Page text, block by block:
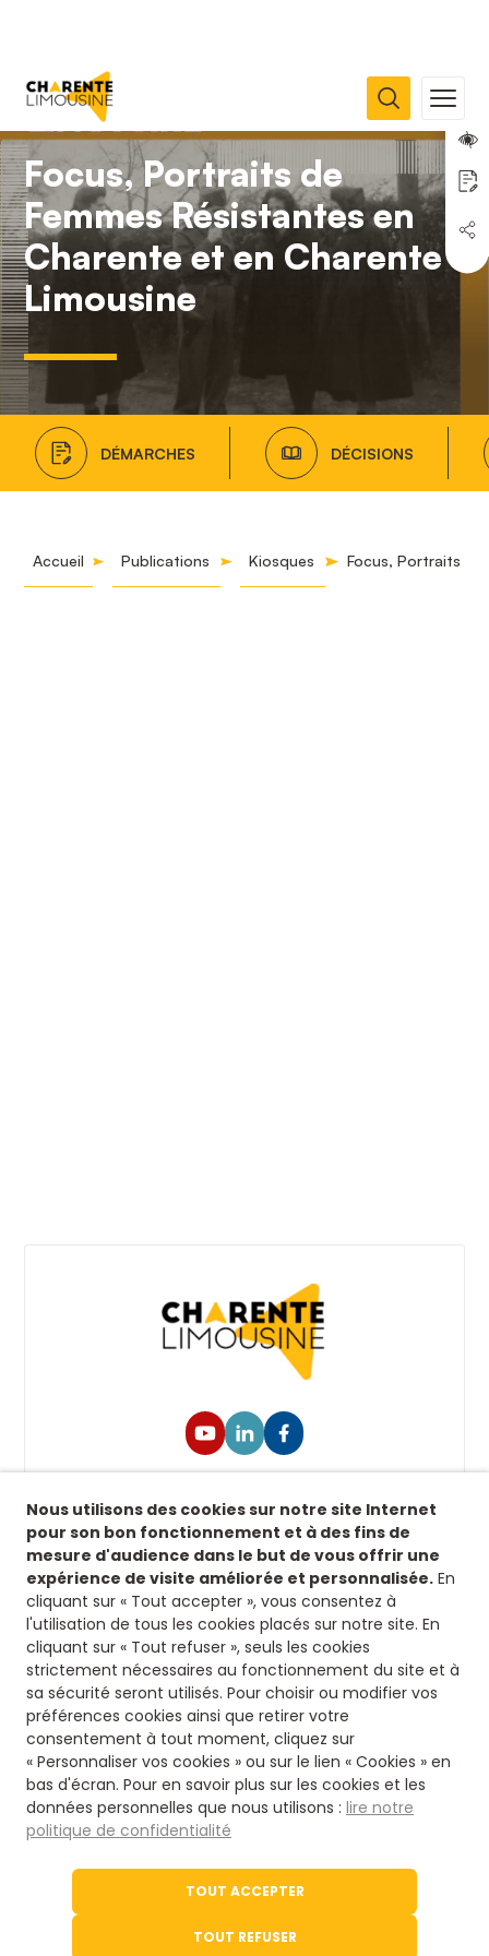
Focus, Portraits de
Femmes Résistantes en
Charente et en Charente
Limousine
DÉMARCHES DÉCISIONS
Accueil Publications Kiosques Focus, Portraits de
Retrouvez-nous sur nos réseaux sociaux afin de
suivre toutes nos actualités.
Siège
8 rue fontaines des jardins
16500 Confolens
Nous contacter
05 45 84 14 08
Via notre formulaire
Le site de l'office du Tourisme
Nous utilisons des cookies sur notre site Internet
pour son bon fonctionnement et à des fins de
mesure d'audience dans le but de vous offrir une
expérience de visite améliorée et personnalisée. En
cliquant sur « Tout accepter », vous consentez à
l'utilisation de tous les cookies placés sur notre site. En
cliquant sur « Tout refuser », seuls les cookies
strictement nécessaires au fonctionnement du site et à
sa sécurité seront utilisés. Pour choisir ou modifier vos
préférences cookies ainsi que retirer votre
consentement à tout moment, cliquez sur
« Personnaliser vos cookies » ou sur le lien « Cookies » en
bas d'écran. Pour en savoir plus sur les cookies et les
données personnelles que nous utilisons : lire notre
politique de confidentialité
TOUT ACCEPTER
TOUT REFUSER